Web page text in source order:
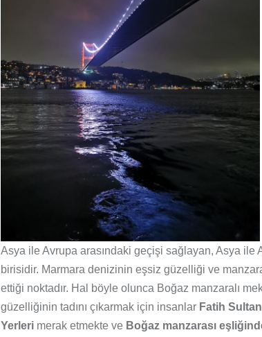
Asya ile Avrupa arasındaki geçişi sağlayan, Asya ile
birisidir. Marmara denizinin eşsiz güzelliği ve
ettiği noktadır. Hal böyle olunca Boğaz manzaralı
güzelliğinin tadını çıkarmak için insanlar Fatih
Yerleri merak etmekte ve Boğaz manzarası